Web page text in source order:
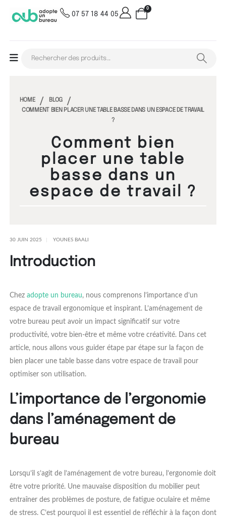
07 57 18 44 05
0
HOME
BLOG
COMMENT BIEN PLACER UNE TABLE BASSE DANS UN ESPACE DE TRAVAIL
?
Comment bien
placer une table
basse dans un
espace de travail ?
30 JUIN 2025 YOUNES BAALI
Introduction
Chez adopte un bureau, nous comprenons l’importance d’un
espace de travail ergonomique et inspirant. L’aménagement de
votre bureau peut avoir un impact significatif sur votre
productivité, votre bien-être et même votre créativité. Dans cet
article, nous allons vous guider étape par étape sur la façon de
bien placer une table basse dans votre espace de travail pour
optimiser son utilisation.
L’importance de l’ergonomie
dans l’aménagement de
bureau
Lorsqu’il s’agit de l’aménagement de votre bureau, l’ergonomie doit
être votre priorité. Une mauvaise disposition du mobilier peut
entraîner des problèmes de posture, de fatigue oculaire et même
de stress. C’est pourquoi il est essentiel de réfléchir à la façon dont